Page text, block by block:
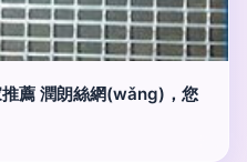
薦 潤朗絲網(wǎng)，您